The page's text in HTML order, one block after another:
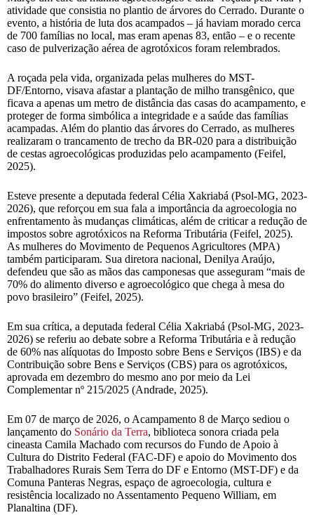
atividade que consistia no plantio de árvores do Cerrado. Durante o
evento, a história de luta dos acampados – já haviam morado cerca
de 700 famílias no local, mas eram apenas 83, então – e o recente
caso de pulverização aérea de agrotóxicos foram relembrados.
A roçada pela vida, organizada pelas mulheres do MST-
DF/Entorno, visava afastar a plantação de milho transgênico, que
ficava a apenas um metro de distância das casas do acampamento, e
proteger de forma simbólica a integridade e a saúde das famílias
acampadas. Além do plantio das árvores do Cerrado, as mulheres
realizaram o trancamento de trecho da BR-020 para a distribuição
de cestas agroecológicas produzidas pelo acampamento (Feifel,
2025).
Esteve presente a deputada federal Célia Xakriabá (Psol-MG, 2023-
2026), que reforçou em sua fala a importância da agroecologia no
enfrentamento às mudanças climáticas, além de criticar a redução de
impostos sobre agrotóxicos na Reforma Tributária (Feifel, 2025).
As mulheres do Movimento de Pequenos Agricultores (MPA)
também participaram. Sua diretora nacional, Denilya Araújo,
defendeu que são as mãos das camponesas que asseguram “mais de
70% do alimento diverso e agroecológico que chega à mesa do
povo brasileiro” (Feifel, 2025).
Em sua crítica, a deputada federal Célia Xakriabá (Psol-MG, 2023-
2026) se referiu ao debate sobre a Reforma Tributária e à redução
de 60% nas alíquotas do Imposto sobre Bens e Serviços (IBS) e da
Contribuição sobre Bens e Serviços (CBS) para os agrotóxicos,
aprovada em dezembro do mesmo ano por meio da Lei
Complementar nº 215/2025 (Andrade, 2025).
Em 07 de março de 2026, o Acampamento 8 de Março sediou o
lançamento do Sonário da Terra, biblioteca sonora criada pela
cineasta Camila Machado com recursos do Fundo de Apoio à
Cultura do Distrito Federal (FAC-DF) e apoio do Movimento dos
Trabalhadores Rurais Sem Terra do DF e Entorno (MST-DF) e da
Comuna Panteras Negras, espaço de agroecologia, cultura e
resistência localizado no Assentamento Pequeno William, em
Planaltina (DF).